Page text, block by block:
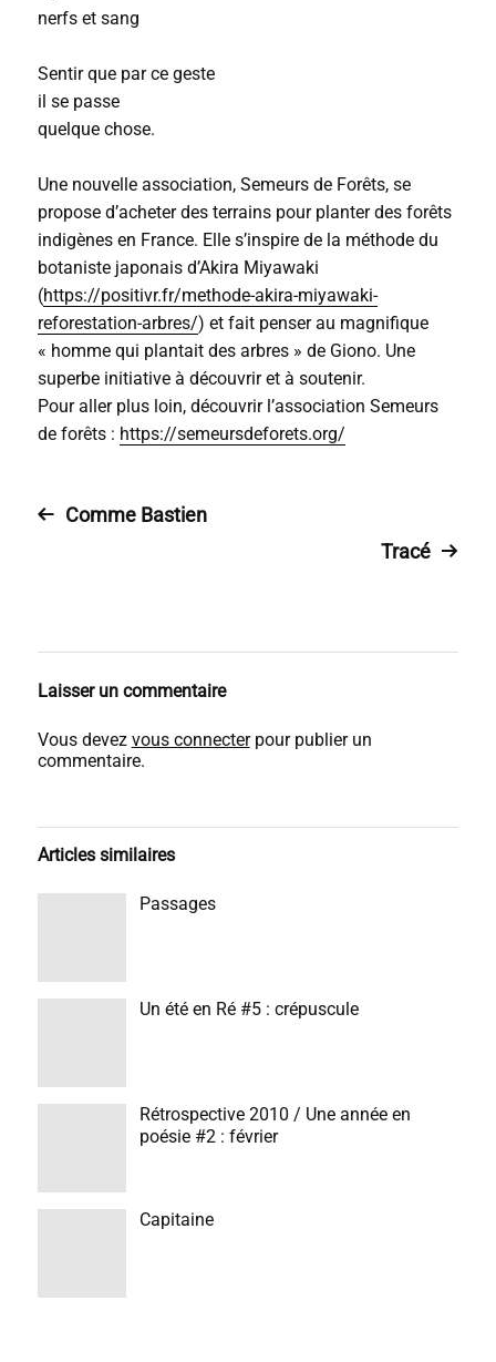
nerfs et sang
Sentir que par ce geste
il se passe
quelque chose.
Une nouvelle association, Semeurs de Forêts, se
propose d’acheter des terrains pour planter des forêts
indigènes en France. Elle s’inspire de la méthode du
botaniste japonais d’Akira Miyawaki
(https://positivr.fr/methode-akira-miyawaki-
reforestation-arbres/) et fait penser au magnifique
« homme qui plantait des arbres » de Giono. Une
superbe initiative à découvrir et à soutenir.
Pour aller plus loin, découvrir l’association Semeurs
de forêts : https://semeursdeforets.org/
Comme Bastien
Tracé
Laisser un commentaire
Vous devez vous connecterpour publier un
commentaire.
Articles similaires
Passages
Un été en Ré #5 : crépuscule
Rétrospective 2010 / Une année en
poésie #2 : février
Capitaine